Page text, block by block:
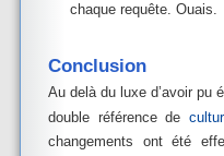
chaque requête. Ouais.
Conclusion
Au delà du luxe d’avoir pu
double référence de
changements ont été